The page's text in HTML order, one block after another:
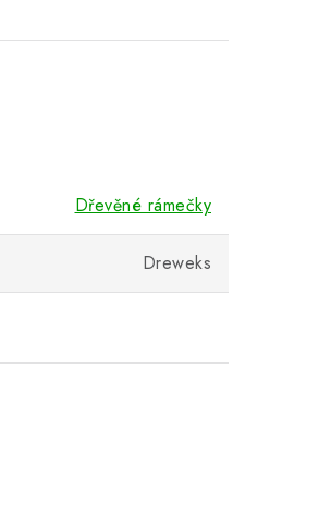
Dřevěné rámečky
Dreweks